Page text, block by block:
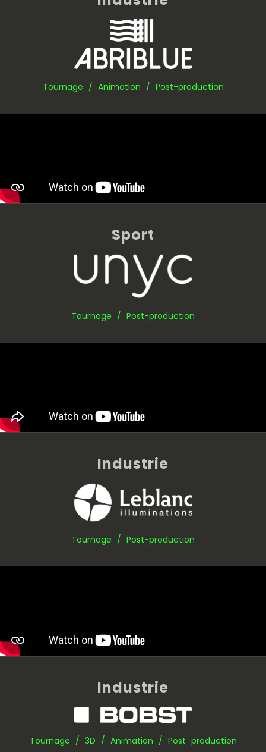
Tournage / Animation / Post-production
Sport
Tournage / Post-production
Industrie
Tournage / Post-production
Industrie
Tournage / 3D / Animation / Post production